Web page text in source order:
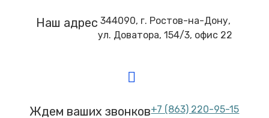
Наш адрес 344090, г. Ростов-на-Дону,
ул. Доватора, 154/3, офис 22
Ждем ваших звонков+7 (863) 220-95-15